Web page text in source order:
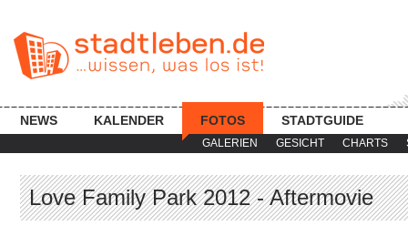
GALERIEN GESICHT CHARTS
NEWS KALENDER FOTOS STADTGUIDE
Love Family Park 2012 - Aftermovie